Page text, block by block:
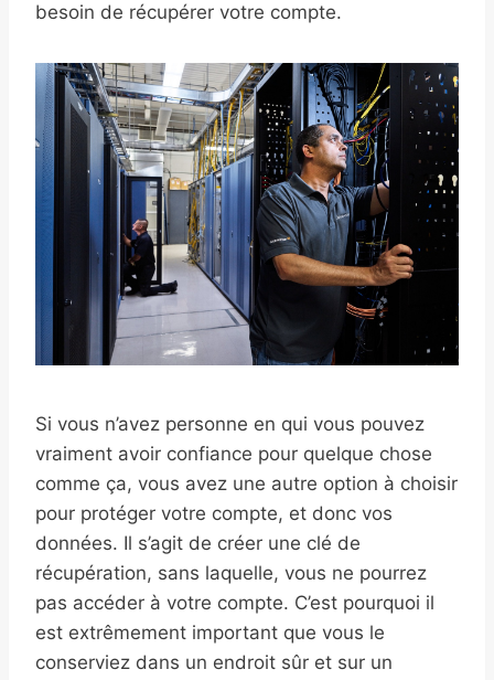
besoin de récupérer votre compte.
Si vous n’avez personne en qui vous pouvez
vraiment avoir confiance pour quelque chose
comme ça, vous avez une autre option à choisir
pour protéger votre compte, et donc vos
données. Il s’agit de créer une clé de
récupération, sans laquelle, vous ne pourrez
pas accéder à votre compte. C’est pourquoi il
est extrêmement important que vous le
conserviez dans un endroit sûr et sur un